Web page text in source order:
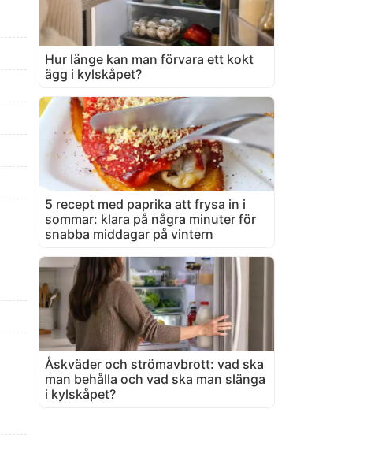
Hur länge kan man förvara ett kokt
ägg i kylskåpet?
5 recept med paprika att frysa in i
sommar: klara på några minuter för
snabba middagar på vintern
Åskväder och strömavbrott: vad ska
man behålla och vad ska man slänga
i kylskåpet?